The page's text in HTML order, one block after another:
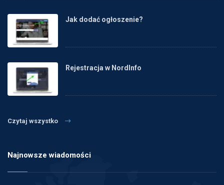
Jak dodać ogłoszenie?
Rejestracja w NordInfo
Czytaj wszystko
Najnowsze wiadomości